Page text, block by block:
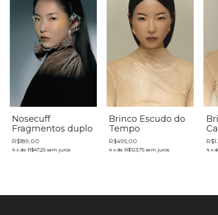
Nosecuff
Fragmentos duplo
R$189,00
4 xde R$47,25 sem juros
Brinco Escudo do
Tempo
R$495,00
4 xdeR$123,75 sem juros 4 x